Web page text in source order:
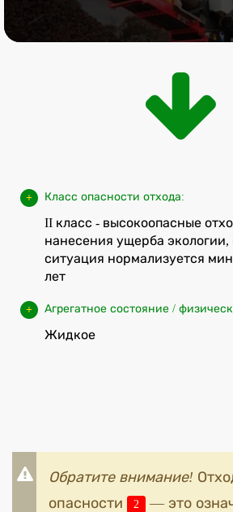
Класс опасности отхода:
II класс - высокоопасные
нанесения ущерба
ситуация нормализуется
лет
Агрегатное состояние /
Жидкое
Обратите внимание!
опасности
2
— это